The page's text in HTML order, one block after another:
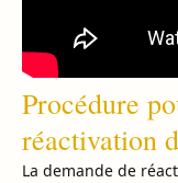
Procédure
réactivation
La demande de